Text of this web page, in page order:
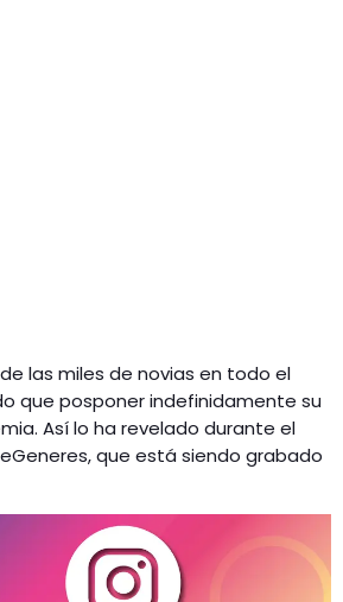
las miles de novias en todo el
que posponer indefinidamente su
Así lo ha revelado durante el
que está siendo grabado